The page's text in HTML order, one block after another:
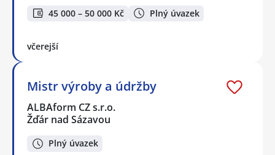
45 000 – 50 000 Kč Plný úvazek
včerejší
Mistr výroby a údržby
ALBAform CZ s.r.o.
Žďár nad Sázavou
Plný úvazek